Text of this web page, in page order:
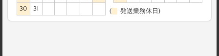
30
31 ( 発送業務休日)